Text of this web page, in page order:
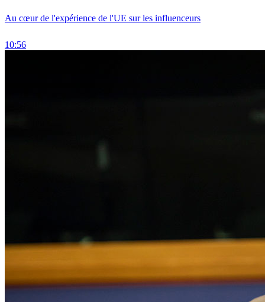
Au cœur de l'expérience de l'UE sur les influenceurs
10:56